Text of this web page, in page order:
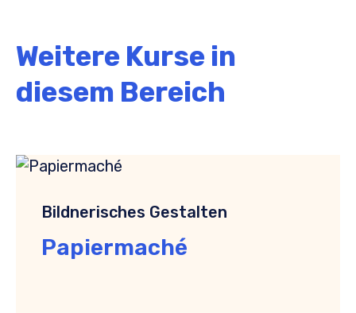
Weitere Kurse in
diesem Bereich
Bildnerisches Gestalten
Papiermaché